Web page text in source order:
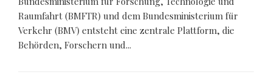
Raumfahrt (BMFTR) und dem Bundesministerium für
Verkehr (BMV) entsteht eine zentrale Plattform, die
Behörden, Forschern und...